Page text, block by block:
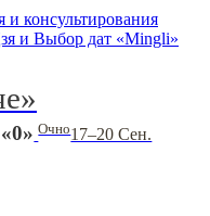
консультирования
и Выбор дат «Mingli»
Очно17–20 Сен.